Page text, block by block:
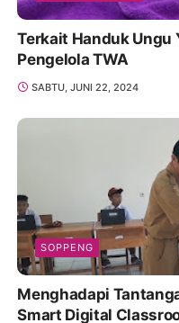
Terkait Handuk Ungu
Pengelola TWA
SABTU, JUNI 22, 2024
SOPPENG
Menghadapi
Smart Digital